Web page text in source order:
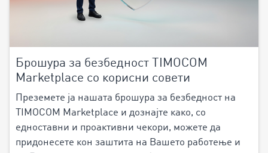
Брошура за безбедност TIMOCOM
Marketplace со корисни совети
Преземете ја нашата брошура за безбедност на
TIMOCOM Marketplace и дознајте како, со
едноставни и проактивни чекори, можете да
придонесете кон заштита на Вашето работење и